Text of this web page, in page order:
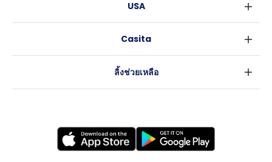
เอดินเบอระ
ลีดส์
โคเวนทรี
เลสเตอร์
บริสเบน
อะเดลายด์
USA
แอตแลนตา
Casita
ลิ้งช่วยเหลือ